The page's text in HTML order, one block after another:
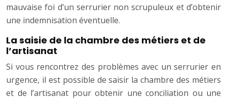
mauvaise foi d’un serrurier non scrupuleux et d’obtenir
une indemnisation éventuelle.
La saisie de la chambre des métiers et de
l’artisanat
Si vous rencontrez des problèmes avec un serrurier en
urgence, il est possible de saisir la chambre des métiers
et de l’artisanat pour obtenir une conciliation ou une